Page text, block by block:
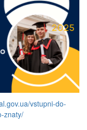
vstupni-do-
znaty/